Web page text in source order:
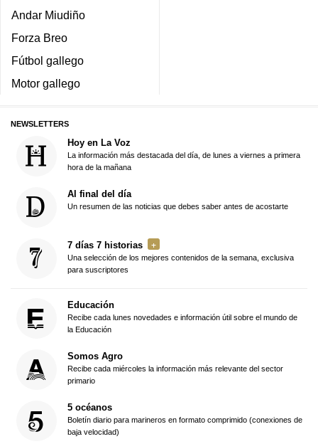
Andar Miudiño
Forza Breo
Fútbol gallego
Motor gallego
NEWSLETTERS
Hoy en La Voz
La información más destacada del día, de lunes a viernes a primera
hora de la mañana
Al final del día
Un resumen de las noticias que debes saber antes de acostarte
7 días 7 historias
Una selección de los mejores contenidos de la semana, exclusiva
para suscriptores
Educación
Recibe cada lunes novedades e información útil sobre el mundo de
la Educación
Somos Agro
Recibe cada miércoles la información más relevante del sector
primario
5 océanos
Boletín diario para marineros en formato comprimido (conexiones de
baja velocidad)